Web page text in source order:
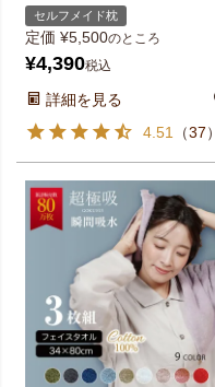
セルフメイド枕
定価 ¥5,500のところ
¥4,390税込
詳細を見る
4.51
（37）